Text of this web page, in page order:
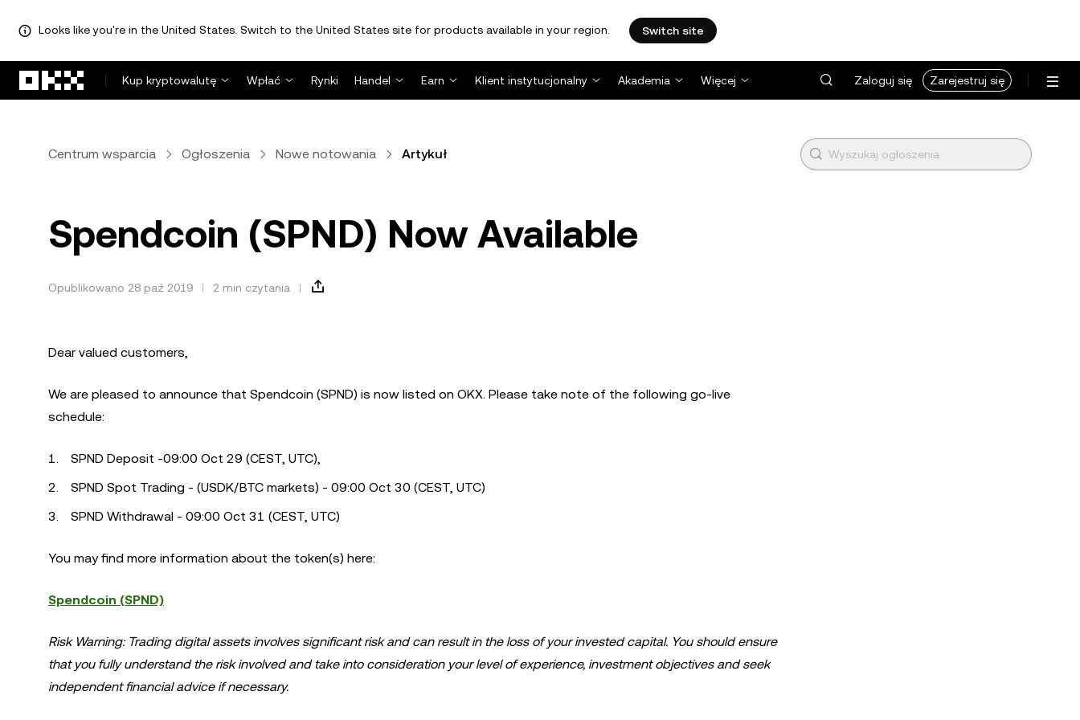
Looks like you're in the United States. Switch to the United States site for products available in your region. Switch site
Kup kryptowalutę
Wpłać Rynki Handel Earn Klient instytucjonalny Akademia Więcej Zaloguj się Zarejestruj się
Centrum wsparcia Ogłoszenia Nowe notowania Artykuł
Spendcoin (SPND) Now Available
Opublikowano 28 paź 2019 2 min czytania
Dear valued customers,
We are pleased to announce that Spendcoin (SPND) is now listed on OKX. Please take note of the following go-live
schedule:
SPND Deposit -09:00 Oct 29 (CEST, UTC),
SPND Spot Trading - (USDK/BTC markets) - 09:00 Oct 30 (CEST, UTC)
SPND Withdrawal - 09:00 Oct 31 (CEST, UTC)
You may find more information about the token(s) here:
Spendcoin (SPND)
Risk Warning: Trading digital assets involves significant risk and can result in the loss of your invested capital. You should ensure
that you fully understand the risk involved and take into consideration your level of experience, investment objectives and seek
independent financial advice if necessary.